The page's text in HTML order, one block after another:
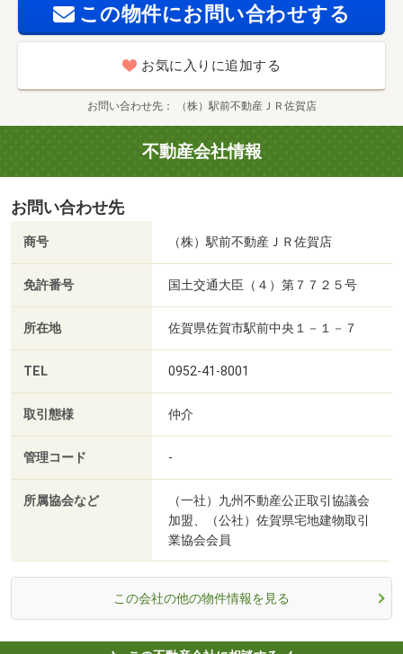
この物件にお問い合わせする
お気に入りに追加する
お問い合わせ先 （株）駅前不動産ＪＲ佐賀店
不動産会社情報
お問い合わせ先
商号 （株）駅前不動産ＪＲ佐賀店
免許番号 国土交通大臣（４）第７７２５号
所在地 佐賀県佐賀市駅前中央１－１－７
TEL 0952-41-8001
取引態様 仲介
管理コード -
所属協会など
（一社）九州不動産公正取引協議会
加盟、（公社）佐賀県宅地建物取引
業協会会員
この会社の他の物件情報を見る